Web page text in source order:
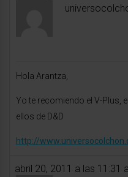
Hola Arantza,
Yo te recomiendo el V-Plus,
ellos de D&D
http://
abril 20, 2011 a las 11:31